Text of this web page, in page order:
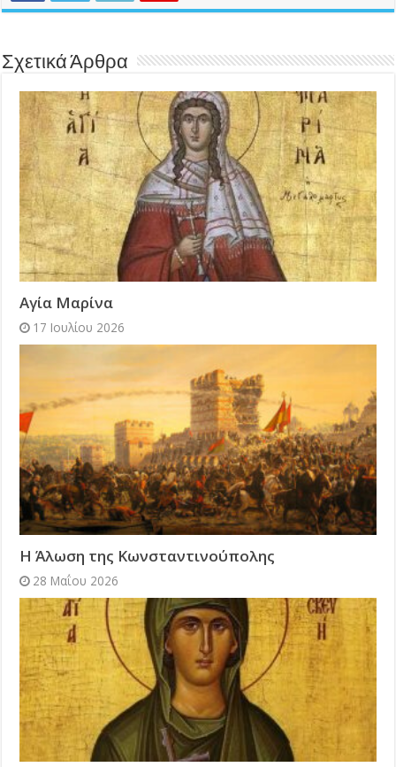
Σχετικά Άρθρα
Αγία Μαρίνα
17 Ιουλίου 2026
Η Άλωση της Κωνσταντινούπολης
28 Μαΐου 2026